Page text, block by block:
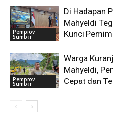
Pemprov
Sumbar
Di Hadapan
Mahyeldi
Kunci
Pemprov
Sumbar
Warga
Mahyeldi,
Cepat dan